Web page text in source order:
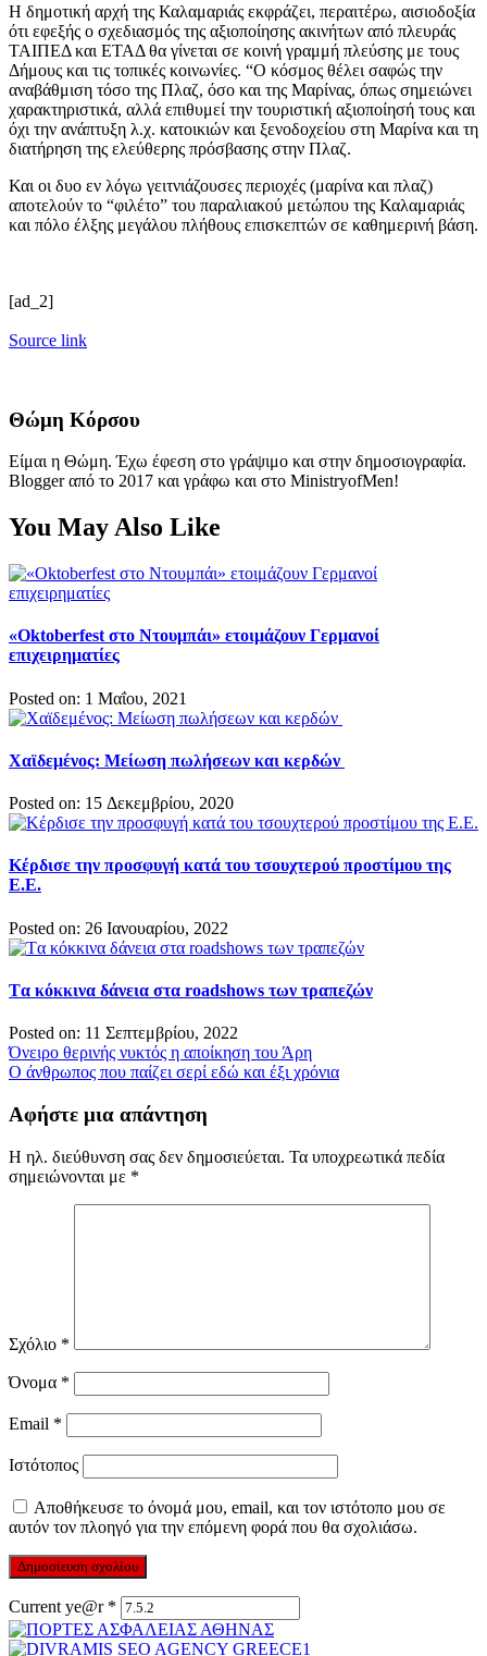
Η δημοτική αρχή της Καλαμαριάς εκφράζει, περαιτέρω, αισιοδοξία
ότι εφεξής ο σχεδιασμός της αξιοποίησης ακινήτων από πλευράς
ΤΑΙΠΕΔ και ΕΤΑΔ θα γίνεται σε κοινή γραμμή πλεύσης με τους
Δήμους και τις τοπικές κοινωνίες. “Ο κόσμος θέλει σαφώς την
αναβάθμιση τόσο της Πλαζ, όσο και της Μαρίνας, όπως σημειώνει
χαρακτηριστικά, αλλά επιθυμεί την τουριστική αξιοποίησή τους και
όχι την ανάπτυξη λ.χ. κατοικιών και ξενοδοχείου στη Μαρίνα και τη
διατήρηση της ελεύθερης πρόσβασης στην Πλαζ.
Και οι δυο εν λόγω γειτνιάζουσες περιοχές (μαρίνα και πλαζ)
αποτελούν το “φιλέτο” του παραλιακού μετώπου της Καλαμαριάς
και πόλο έλξης μεγάλου πλήθους επισκεπτών σε καθημερινή βάση.
[ad_2]
Source link
Θώμη Κόρσου
Είμαι η Θώμη. Έχω έφεση στο γράψιμο και στην δημοσιογραφία.
Blogger από το 2017 και γράφω και στο MinistryofMen!
You May Also Like
«Oktoberfest στο Ντουμπάι» ετοιμάζουν Γερμανοί
επιχειρηματίες
Posted on: 1 Μαΐου, 2021
Χαϊδεμένος: Μείωση πωλήσεων και κερδών
Posted on: 15 Δεκεμβρίου, 2020
Κέρδισε την προσφυγή κατά του τσουχτερού προστίμου της
Ε.Ε.
Posted on: 26 Ιανουαρίου, 2022
Tα κόκκινα δάνεια στα roadshows των τραπεζών
Posted on: 11 Σεπτεμβρίου, 2022
Πλοήγηση
άρθρων
Όνειρο θερινής νυκτός η αποίκηση του Άρη
Ο άνθρωπος που παίζει σερί εδώ και έξι χρόνια
Αφήστε μια απάντηση
Η ηλ. διεύθυνση σας δεν δημοσιεύεται. Τα υποχρεωτικά πεδία
σημειώνονται με *
Σχόλιο *
Όνομα *
Email *
Ιστότοπος
Αποθήκευσε το όνομά μου, email, και τον ιστότοπο μου σε
αυτόν τον πλοηγό για την επόμενη φορά που θα σχολιάσω.
Current ye@r *